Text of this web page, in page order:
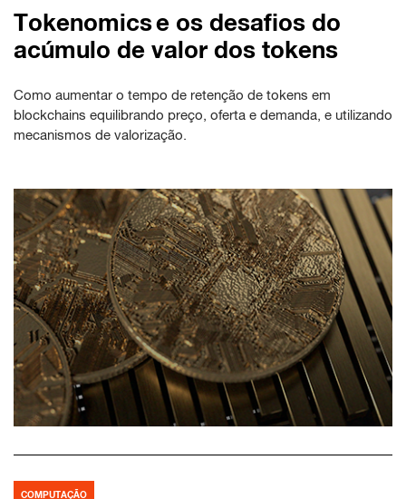
Tokenomics e os desafios do
acúmulo de valor dos tokens
Como aumentar o tempo de retenção de tokens em
blockchains equilibrando preço, oferta e demanda, e utilizando
mecanismos de valorização.
COMPUTAÇÃO